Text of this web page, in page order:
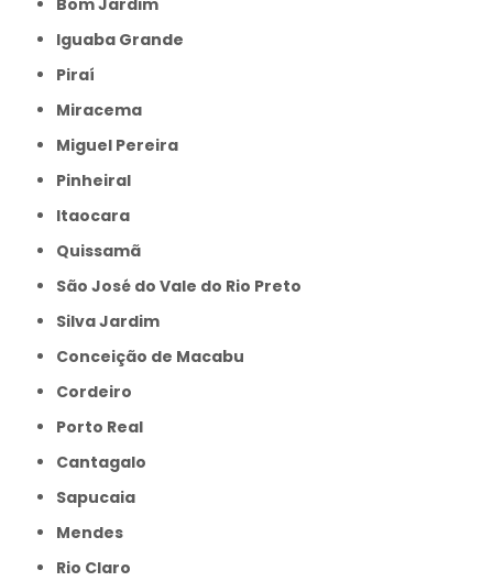
Bom Jardim
Iguaba Grande
Piraí
Miracema
Miguel Pereira
Pinheiral
Itaocara
Quissamã
São José do Vale do Rio Preto
Silva Jardim
Conceição de Macabu
Cordeiro
Porto Real
Cantagalo
Sapucaia
Mendes
Rio Claro